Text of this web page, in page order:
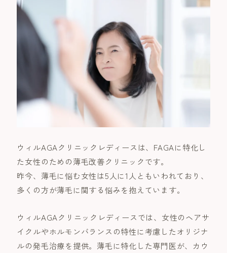
ウィルAGAクリニックレディースは、FAGAに特化し
た女性のための薄毛改善クリニックです。
昨今、薄毛に悩む女性は5人に1人ともいわれており、
多くの方が薄毛に関する悩みを抱えています。
ウィルAGAクリニックレディースでは、女性のヘアサ
イクルやホルモンバランスの特性に考慮したオリジナ
ルの発毛治療を提供。薄毛に特化した専門医が、カウ